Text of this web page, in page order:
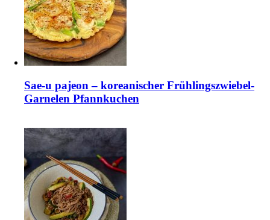
Sae-u pajeon – koreanischer Frühlingszwiebel-
Garnelen Pfannkuchen